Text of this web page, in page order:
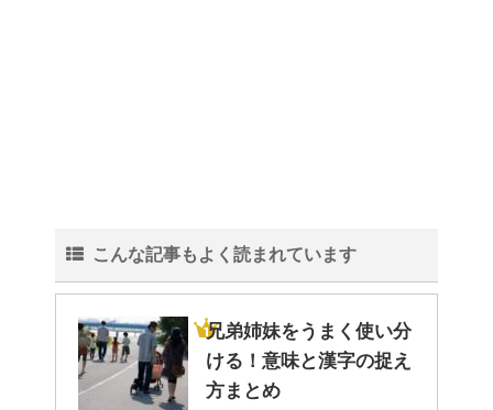
こんな記事もよく読まれています
兄弟姉妹をうまく使い分
ける！意味と漢字の捉え
方まとめ